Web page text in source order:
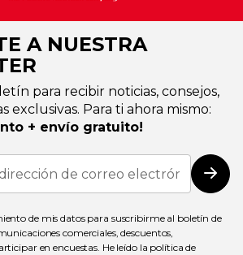
A NUESTRA
para recibir noticias, consejos,
exclusivas. Para ti ahora mismo:
+ envío gratuito!
de mis datos para suscribirme al boletín de
comerciales, descuentos,
en encuestas. He leído la política de